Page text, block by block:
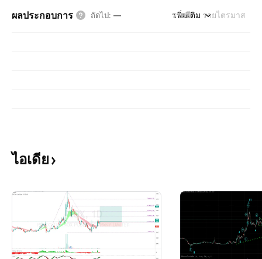
ผลประกอบการ ถัดไป: — รายปี รายไตรมาส
เพิ่มเติม
ไอเดีย